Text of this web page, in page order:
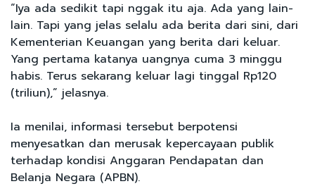
“Iya ada sedikit tapi nggak itu aja. Ada yang lain-
lain. Tapi yang jelas selalu ada berita dari sini, dari
Kementerian Keuangan yang berita dari keluar.
Yang pertama katanya uangnya cuma 3 minggu
habis. Terus sekarang keluar lagi tinggal Rp120
(triliun),” jelasnya.
Ia menilai, informasi tersebut berpotensi
menyesatkan dan merusak kepercayaan publik
terhadap kondisi Anggaran Pendapatan dan
Belanja Negara (APBN).